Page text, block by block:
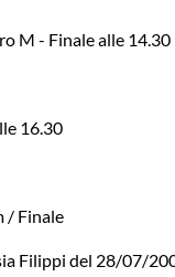
M - Finale alle 14.30
16.30
/ Finale
Filippi del 28/07/